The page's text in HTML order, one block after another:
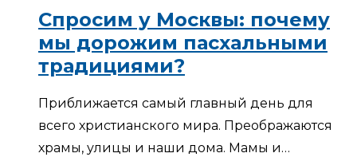
Спросим у Москвы: почему
мы дорожим пасхальными
традициями?
Приближается самый главный день для
всего христианского мира. Преображаются
храмы, улицы и наши дома. Мамы и…